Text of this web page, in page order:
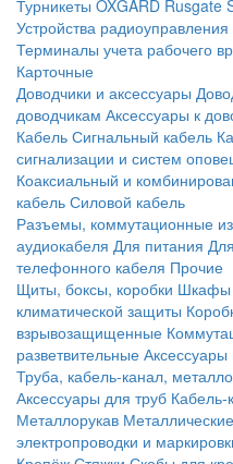
Турникеты OXGARD Rusgate
Устройства радиоуправления
Терминалы учета рабочего
Карточные
Доводчики и аксессуары
доводчикам Аксессуары к
Кабель Сигнальный кабель
сигнализации и систем
Коаксиальный и
кабель Силовой кабель
Разъемы, коммутационные
аудиокабеля Для питания
телефонного кабеля Прочие
Щиты, боксы, коробки Шкафы
климатической защиты
взрывозащищенные
разветвительные Аксессуары
Труба, кабель-канал,
Аксессуары для труб
Металлорукав
электропроводки и